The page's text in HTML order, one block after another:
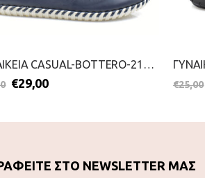
ΓΥΝΑΙΚΕΙΑ CASUAL-BOTTERO-2199-0239-ΜΠΛΕ
€29,00 €25,00
ΣΤΟ NEWSLETTER ΜΑΣ